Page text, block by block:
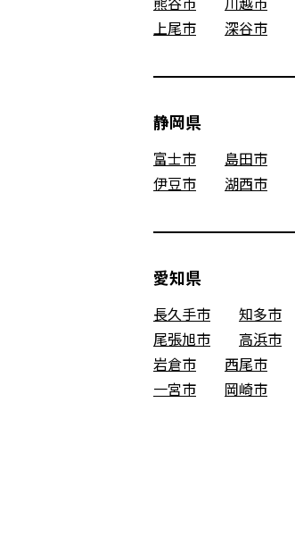
上尾市
深谷市
静岡県
富士市 島田市
伊豆市
湖西市
愛知県
長久手市 知多市
尾張旭市
高浜市
岩倉市
西尾市
一宮市
岡崎市